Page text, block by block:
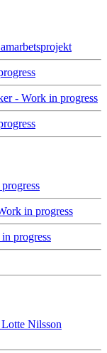
- Work in progress
in progress
progress
Nilsson